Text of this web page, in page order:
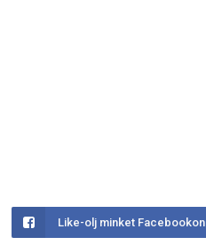
Like-olj minket Facebookon